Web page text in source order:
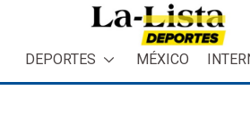
DEPORTES MÉXICO